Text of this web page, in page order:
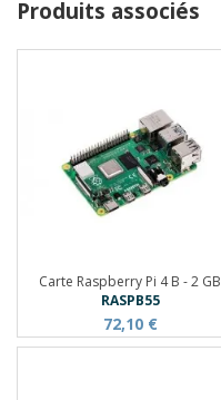
Produits associés
Carte Raspberry Pi 4 B - 2 GB
RASPB55
72,10 €